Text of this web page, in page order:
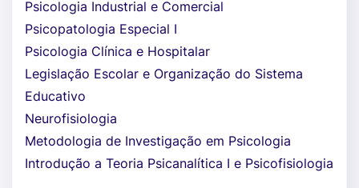
Psicologia Industrial e Comercial
Psicopatologia Especial I
Psicologia Clínica e Hospitalar
Legislação Escolar e Organização do Sistema
Educativo
Neurofisiologia
Metodologia de Investigação em Psicologia
Introdução a Teoria Psicanalítica I e Psicofisiologia